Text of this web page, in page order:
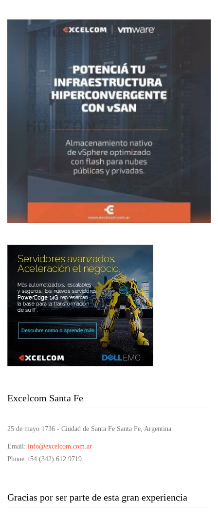
Excelcom Santa Fe
25 de mayo 1736 - Ciudad de Santa Fe Santa Fe, Argentina
Email : info@excelcom.com.ar
Phone:+54 (342) 612 9719
Gracias por ser parte de esta gran experiencia